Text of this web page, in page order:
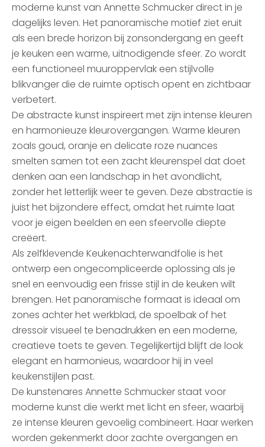
moderne kunst van Annette Schmucker direct in je
dagelijks leven. Het panoramische motief ziet eruit
als een brede horizon bij zonsondergang en geeft
je keuken een warme, uitnodigende sfeer. Zo wordt
een functioneel muuroppervlak een stijlvolle
blikvanger die de ruimte optisch opent en zichtbaar
verbetert.
De abstracte kunst inspireert met zijn intense kleuren
en harmonieuze kleurovergangen. Warme kleuren
zoals goud, oranje en delicate roze nuances
smelten samen tot een zacht kleurenspel dat doet
denken aan een landschap in het avondlicht,
zonder het letterlijk weer te geven. Deze abstractie is
juist het bijzondere effect, omdat het ruimte laat
voor je eigen beelden en een sfeervolle diepte
creëert.
Als zelfklevende Keukenachterwandfolie is het
ontwerp een ongecompliceerde oplossing als je
snel en eenvoudig een frisse stijl in de keuken wilt
brengen. Het panoramische formaat is ideaal om
zones achter het werkblad, de spoelbak of het
dressoir visueel te benadrukken en een moderne,
creatieve toets te geven. Tegelijkertijd blijft de look
elegant en harmonieus, waardoor hij in veel
keukenstijlen past.
De kunstenares Annette Schmucker staat voor
moderne kunst die werkt met licht en sfeer, waarbij
ze intense kleuren gevoelig combineert. Haar werken
worden gekenmerkt door zachte overgangen en